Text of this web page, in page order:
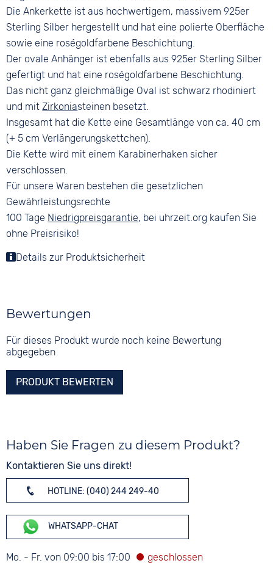
Die Ankerkette ist aus hochwertigem, massivem 925er
Sterling Silber hergestellt und hat eine polierte Oberfläche
sowie eine roségoldfarbene Beschichtung.
Der ovale Anhänger ist ebenfalls aus 925er Sterling Silber
gefertigt und hat eine roségoldfarbene Beschichtung.
Das nicht ganz gleichmäßige Oval ist schwarz rhodiniert
und mitZirkoniasteinen besetzt.
Insgesamt hat die Kette eine Gesamtlänge von ca. 40 cm
(+ 5 cm Verlängerungskettchen).
Die Kette wird mit einem Karabinerhaken sicher
verschlossen.
Für unsere Waren bestehen die gesetzlichen
Gewährleistungsrechte
100 Tage Niedrigpreisgarantie, bei uhrzeit.org kaufen Sie
ohne Preisrisiko!
Details zur Produktsicherheit
Bewertungen
Für dieses Produkt wurde noch keine Bewertung
abgegeben
PRODUKT BEWERTEN
Haben Sie Fragen zu diesem Produkt?
Kontaktieren Sie uns direkt!
HOTLINE: (040) 244 249-40
WHATSAPP-CHAT
Mo. - Fr. von 09:00 bis 17:00